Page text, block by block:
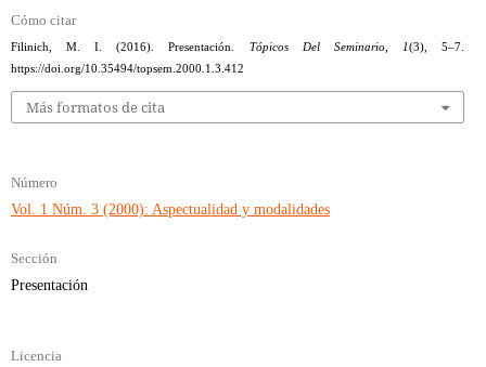
Cómo citar
Filinich, M. I. (2016). Presentación. Tópicos Del Seminario, 1(3), 5–7.
https://doi.org/10.35494/topsem.2000.1.3.412
Más formatos de cita
Número
Vol. 1 Núm. 3 (2000): Aspectualidad y modalidades
Sección
Presentación
Licencia